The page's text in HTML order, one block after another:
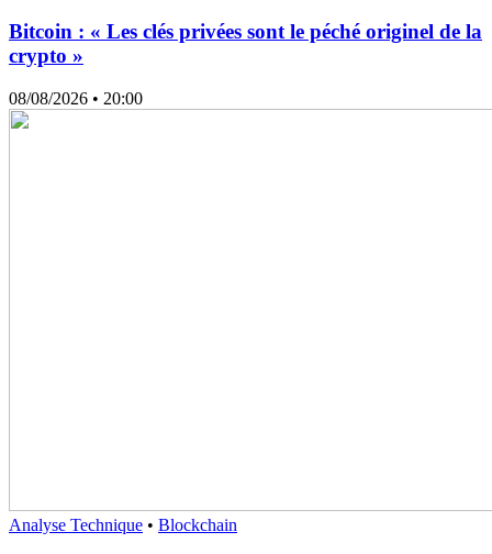
Bitcoin : « Les clés privées sont le péché originel de la
crypto »
08/08/2026 • 20:00
Analyse Technique • Blockchain